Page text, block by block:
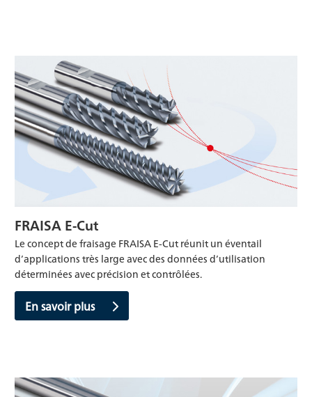
FRAISA E-Cut
Le concept de fraisage FRAISA E-Cut réunit un éventail
d’applications très large avec des données d’utilisation
déterminées avec précision et contrôlées.
En savoir plus